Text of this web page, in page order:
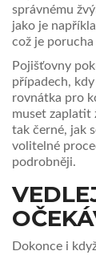
správnému
jako je
což je
Pojišťovny
případech,
rovnátka pro
muset zaplatit
tak černé, jak
volitelné
podrobněji.
Dokonce i